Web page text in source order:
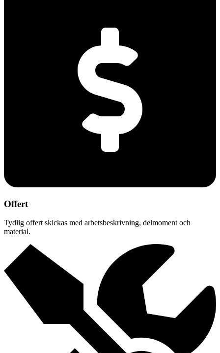
Offert
Tydlig offert skickas med arbetsbeskrivning, delmoment och
material.